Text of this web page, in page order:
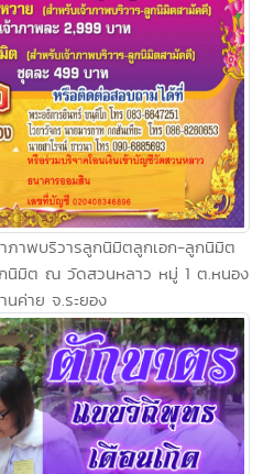
ภาพบริวารลูกนิมิตลูกเอก-ลูกนิมิต
มิต ณ วัดสวนหลาว หมู่ 1 ต.หนอง
นค่าย จ.ระยอง